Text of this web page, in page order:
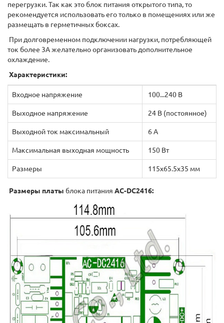
перегрузки. Так как это блок питания открытого типа, то
рекомендуется использовать его только в помещениях или же
размещать в герметичных боксах.
При долговременном подключении нагрузки, потребляющей
ток более 3А желательно организовать дополнительное
охлаждение.
Характеристики:
Входное напряжение 100...240 В
Выходное напряжение 24 В (постоянное)
Выходной ток максимальный 6 А
Максимальная выходная мощность 150 Вт
Размеры 115х65.5х35 мм
Размеры платы блока питания AC-DC2416: